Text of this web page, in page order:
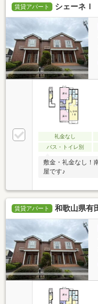
賃貸アパート シェーネＩ
礼金なし
バス・トイレ別
敷金・礼金なし！
屋です♪
賃貸アパート 和歌山県有